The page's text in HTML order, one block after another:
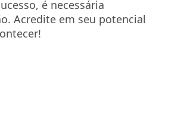
é necessária
Acredite em seu potencial